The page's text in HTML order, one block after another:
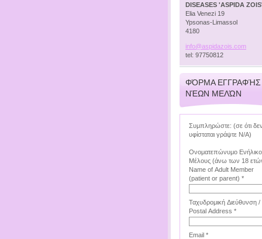
DISEASES 'ASPIDA ZOIS'
Elia Venezi 19
Ypsonas-Limassol
4180
info@aspidazois. com
tel: 97750812
ΦΌΡΜΑ ΕΓΓΡΑΦΉΣ
ΝΈΩΝ ΜΕΛΏΝ
Συμπληρώστε: (σε ότι δεν
υφίσταται γράψτε Ν/Α)
Ονοματεπώνυμο
Μέλους (άνω των 18
Name of Adult Member
(patient or parent) *
Ταχυδρομική Διεύθυνση /
Postal Address *
Email *